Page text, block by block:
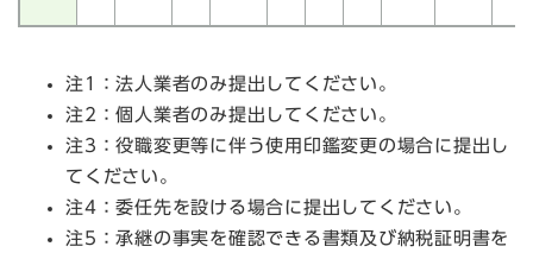
注1：法人業者のみ提出してください。
注2：個人業者のみ提出してください。
注3：役職変更等に伴う使用印鑑変更の場合に提出し
てください。
注4：委任先を設ける場合に提出してください。
注5：承継の事実を確認できる書類及び納税証明書を